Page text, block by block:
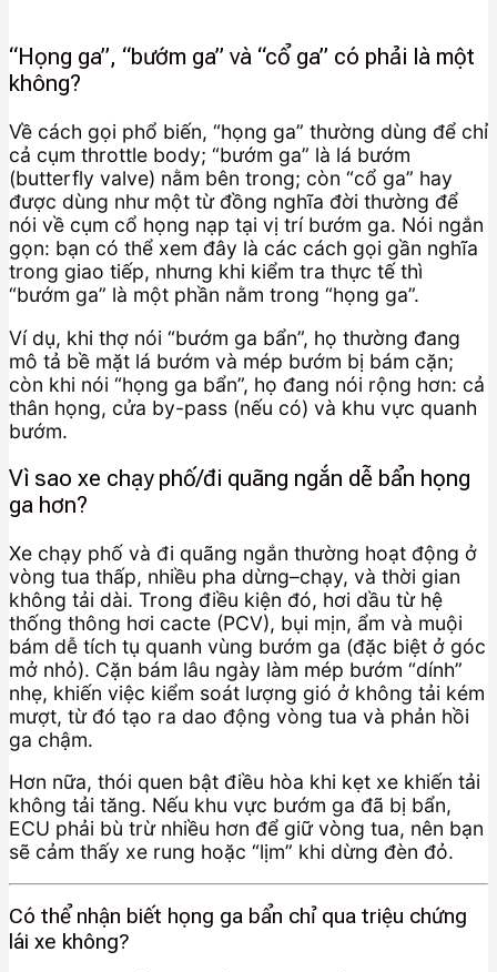
“Họng ga”, “bướm ga” và “cổ ga” có phải là một
không?
Về cách gọi phổ biến, “họng ga” thường dùng để chỉ
cả cụm throttle body; “bướm ga” là lá bướm
(butterfly valve) nằm bên trong; còn “cổ ga” hay
được dùng như một từ đồng nghĩa đời thường để
nói về cụm cổ họng nạp tại vị trí bướm ga. Nói ngắn
gọn: bạn có thể xem đây là các cách gọi gần nghĩa
trong giao tiếp, nhưng khi kiểm tra thực tế thì
“bướm ga” là một phần nằm trong “họng ga”.
Ví dụ, khi thợ nói “bướm ga bẩn”, họ thường đang
mô tả bề mặt lá bướm và mép bướm bị bám cặn;
còn khi nói “họng ga bẩn”, họ đang nói rộng hơn: cả
thân họng, cửa by-pass (nếu có) và khu vực quanh
bướm.
Vì sao xe chạy phố/đi quãng ngắn dễ bẩn họng
ga hơn?
Xe chạy phố và đi quãng ngắn thường hoạt động ở
vòng tua thấp, nhiều pha dừng–chạy, và thời gian
không tải dài. Trong điều kiện đó, hơi dầu từ hệ
thống thông hơi cacte (PCV), bụi mịn, ẩm và muội
bám dễ tích tụ quanh vùng bướm ga (đặc biệt ở góc
mở nhỏ). Cặn bám lâu ngày làm mép bướm “dính”
nhẹ, khiến việc kiểm soát lượng gió ở không tải kém
mượt, từ đó tạo ra dao động vòng tua và phản hồi
ga chậm.
Hơn nữa, thói quen bật điều hòa khi kẹt xe khiến tải
không tải tăng. Nếu khu vực bướm ga đã bị bẩn,
ECU phải bù trừ nhiều hơn để giữ vòng tua, nên bạn
sẽ cảm thấy xe rung hoặc “lịm” khi dừng đèn đỏ.
Có thể nhận biết họng ga bẩn chỉ qua triệu chứng
lái xe không?